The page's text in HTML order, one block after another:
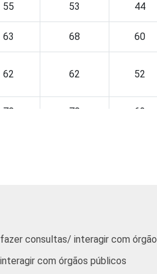
55 53 44
63 68 60
62 62 52
70 70 62
66 64 57
consultas/ interagir com
com órgãos públicos